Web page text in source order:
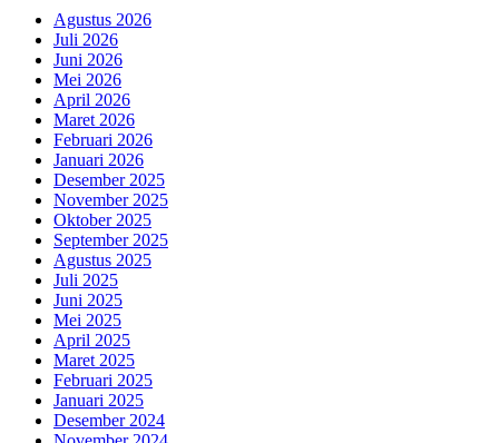
Agustus 2026
Juli 2026
Juni 2026
Mei 2026
April 2026
Maret 2026
Februari 2026
Januari 2026
Desember 2025
November 2025
Oktober 2025
September 2025
Agustus 2025
Juli 2025
Juni 2025
Mei 2025
April 2025
Maret 2025
Februari 2025
Januari 2025
Desember 2024